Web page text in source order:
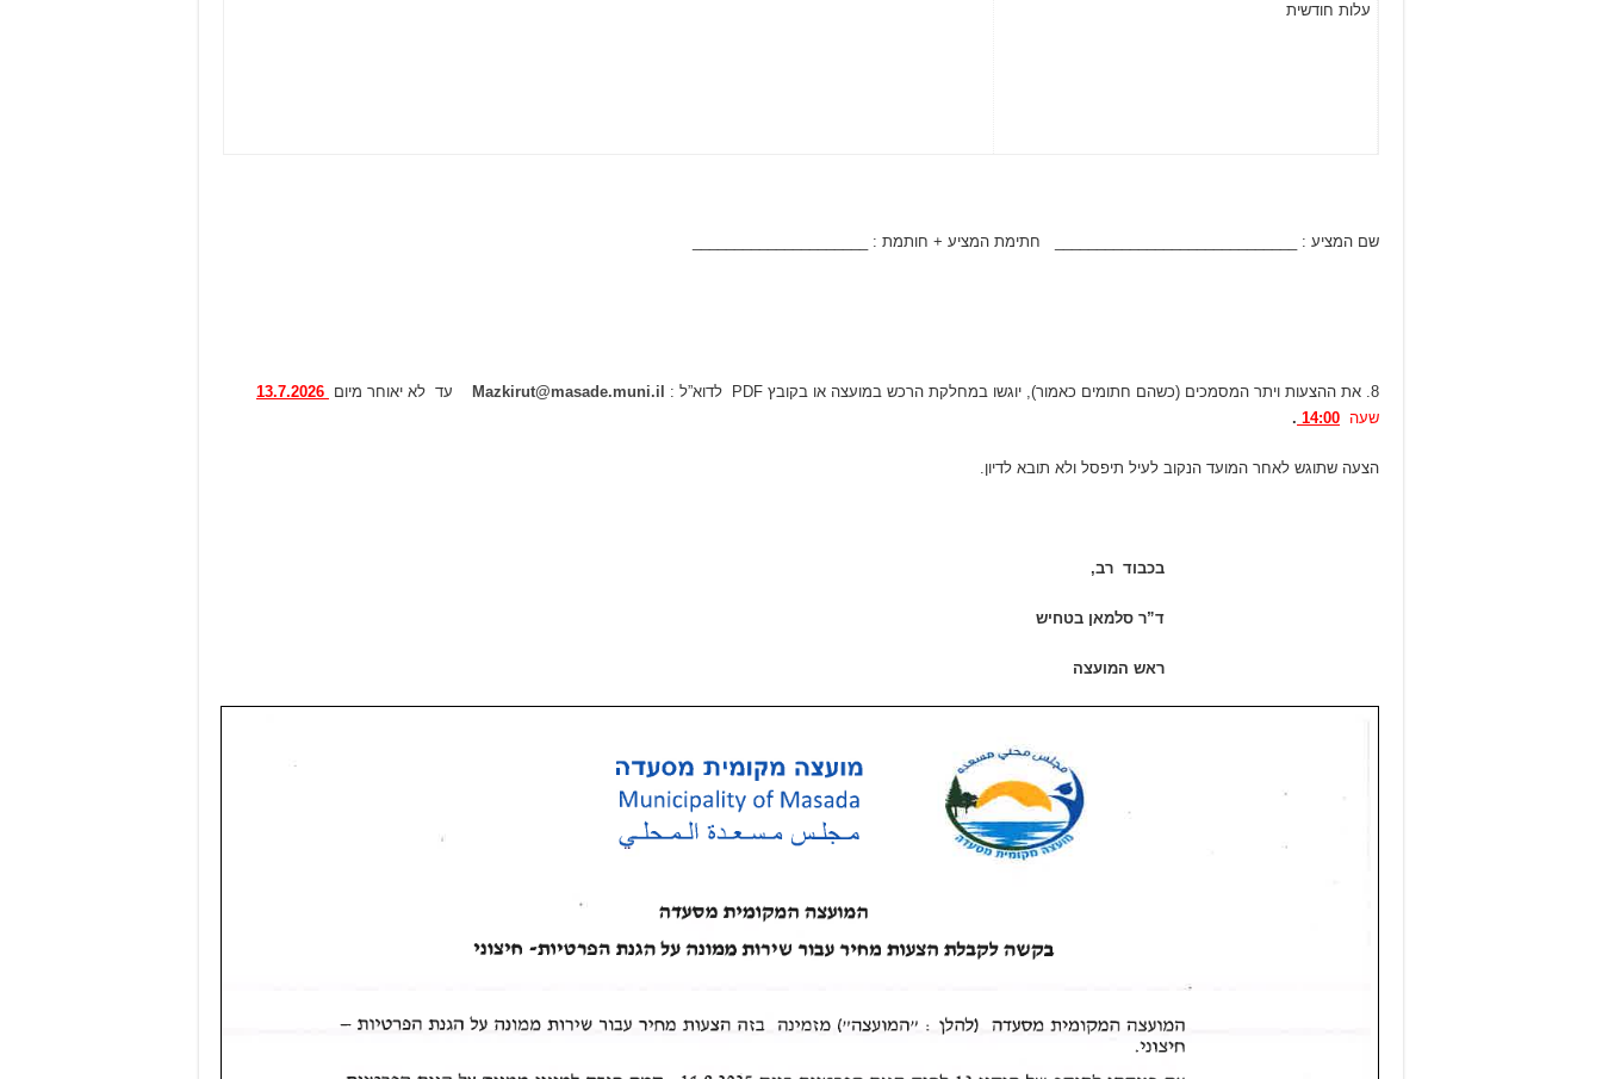
עלות חודשית
שם המציע : _____________________________ חתימת המציע + חותמת : _____________________
8. את ההצעות ויתר המסמכים (כשהם חתומים כאמור), יוגשו במחלקת הרכש במועצה או בקובץ PDF לדוא”ל : Mazkirut@masade.muni.il עד לא יאוחר מיום
שעה 14:00
.
הצעה שתוגש לאחר המועד הנקוב לעיל תיפסל ולא תובא לדיון.
בכבוד רב,
ד”ר סלמאן בטחיש
ראש המועצה